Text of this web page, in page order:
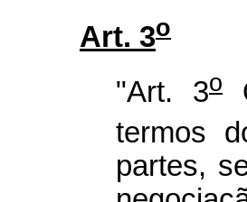
Art. 3o
"Art. 3o
termos
partes,